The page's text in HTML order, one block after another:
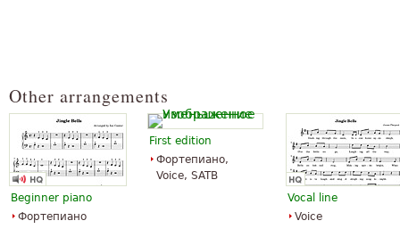
Спасибо»
Смотреть все (172)
Other arrangements
Beginner piano
Фортепиано
First edition
Фортепиано,
Voice, SATB
Vocal line
Voice